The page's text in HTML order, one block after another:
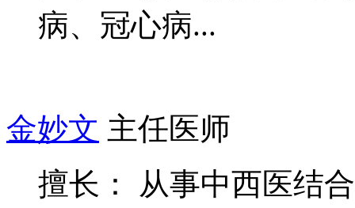
病、冠心病...
金妙文 主任医师
擅长： 从事中西医结